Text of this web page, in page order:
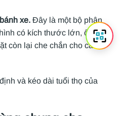
xe. Đây là một bộ phận
có kích thước lớn, ôm
còn lại che chắn cho các
và kéo dài tuổi thọ của